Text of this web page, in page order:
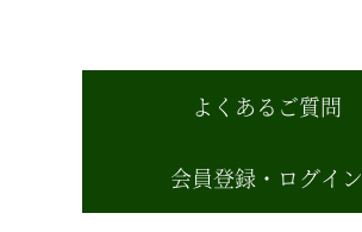
よくあるご質問
会員登録・ログイン